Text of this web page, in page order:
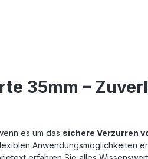
35mm –
es um das sichere Verzurren
Anwendungsmöglichkeiten